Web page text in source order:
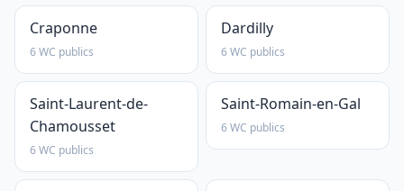
Craponne
6 WC publics
Dardilly
6 WC publics
Saint-Laurent-de-
Chamousset
6 WC publics
Saint-Romain-en-Gal
6 WC publics